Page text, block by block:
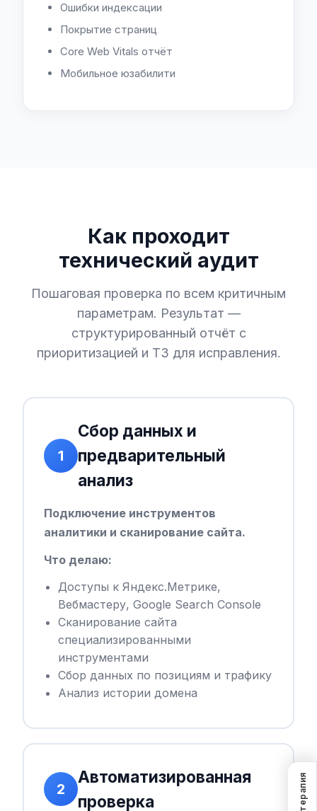
Ошибки индексации
Покрытие страниц
Core Web Vitals отчёт
Мобильное юзабилити
Как проходит
технический аудит
Пошаговая проверка по всем критичным
параметрам. Результат —
структурированный отчёт с
приоритизацией и ТЗ для исправления.
1
Сбор данных и
предварительный
анализ
Подключение инструментов
аналитики и сканирование сайта.
Что делаю:
Доступы к Яндекс.Метрике,
Вебмастеру, Google Search Console
Сканирование сайта
специализированными
инструментами
Сбор данных по позициям и трафику
Анализ истории домена
2
Автоматизированная
проверка